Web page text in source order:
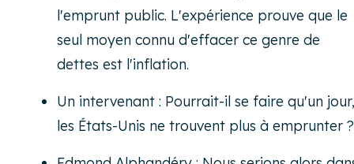
l'emprunt public. L'expérience prouve que le
seul moyen connu d'effacer ce genre de
dettes est l'inflation.
Un intervenant : Pourrait-il se faire qu'un jour,
les États-Unis ne trouvent plus à emprunter ?